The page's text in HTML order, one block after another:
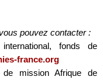
pouvez contacter :
fonds de
france.org
de mission Afrique de